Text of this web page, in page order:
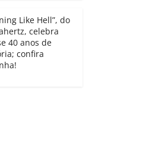
m
Like Hell”, do
celebra
40 anos de
confira